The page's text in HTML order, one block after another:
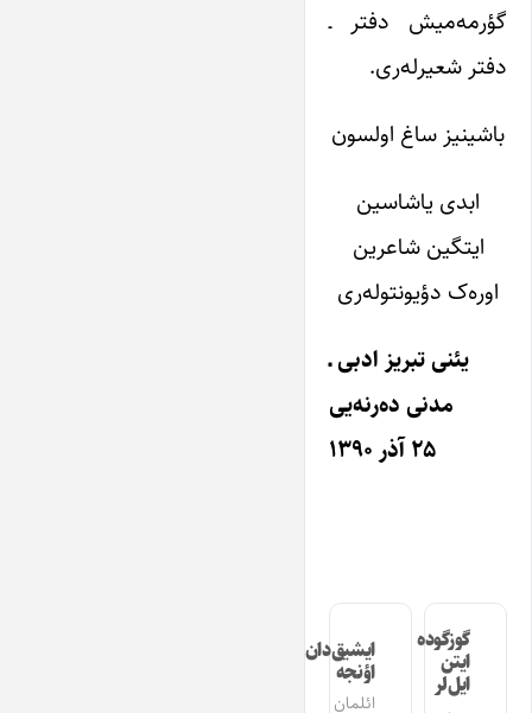
گؤرمه‌میش دفتر ـ
دفتر شعیرله‌ری.
باشینیز ساغ اولسون
ابدی یاشاسین
ایتگین شاعرین
اوره‌ک دؤیونتوله‌ری
یئنی تبریز ادبی ـ
مدنی ده‌رنه‌یی
۲۵ آذر ۱۳۹۰
گوزگوده
ایتن
ایل‌لر
ایشیق‌دان
اؤنجه
ائلمان